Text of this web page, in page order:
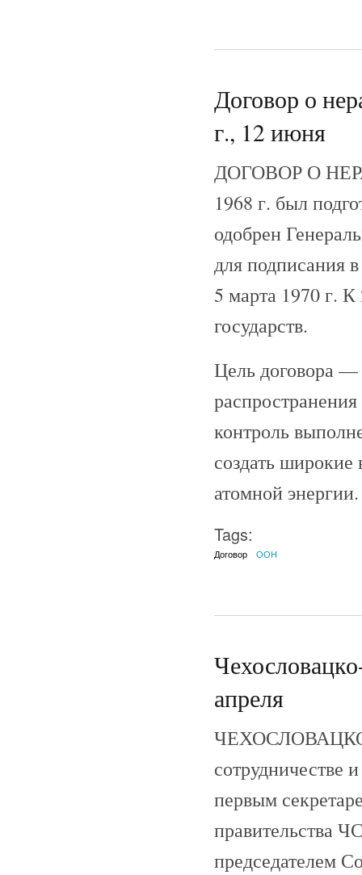
Договор о
г., 12 июня
ДОГОВОР О
1968 г. был
одобрен
для подписания
5 марта 1970 г. К
государств.
Цель договора —
контроль
создать
атомной энергии.
Tags:
Договор ООН
апреля
сотрудничестве
первым
правительства
председателем